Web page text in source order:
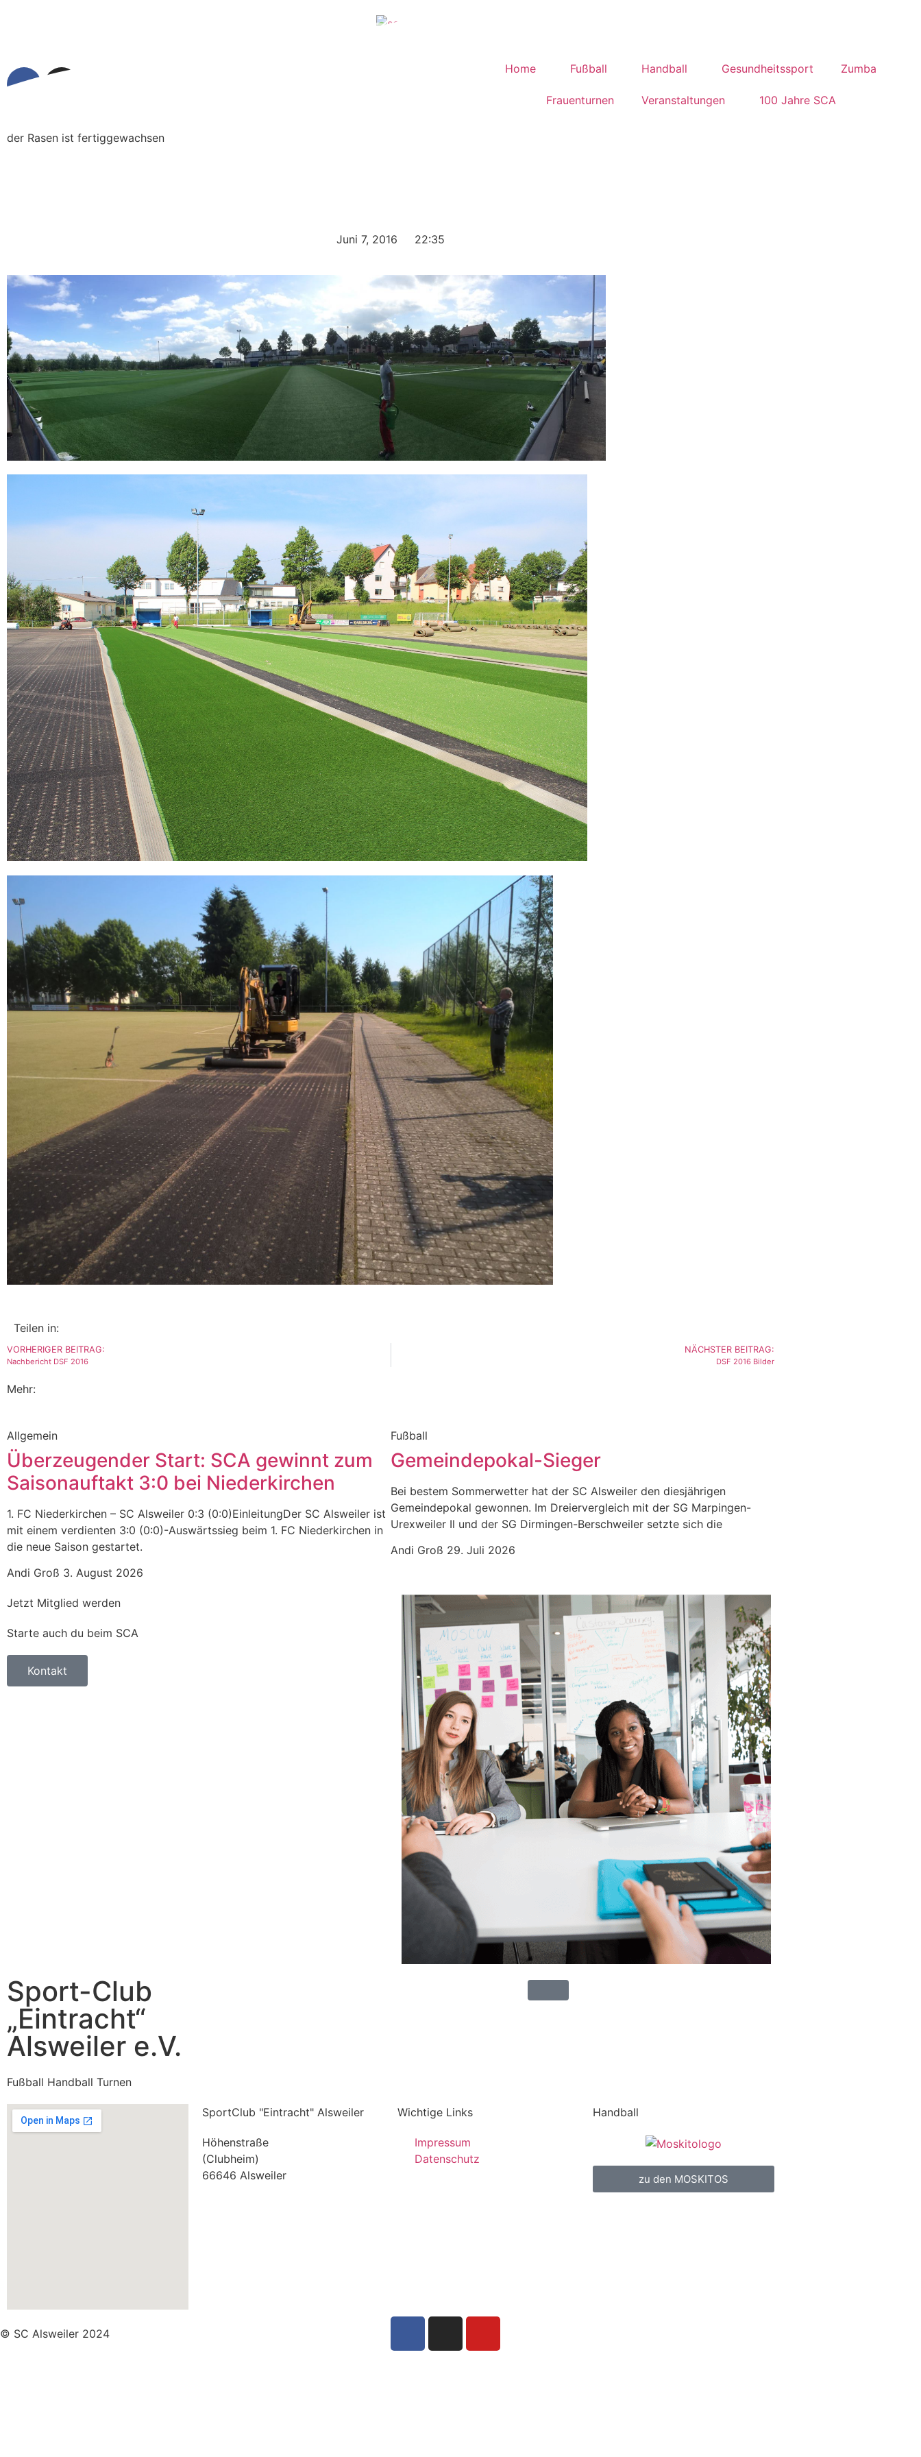
Home Fußball Handball Gesundheitssport Zumba
Frauenturnen Veranstaltungen 100 Jahre SCA
der Rasen ist fertiggewachsen
Juni 7, 2016 22:35
Teilen in:
VORHERIGER BEITRAG:
Nachbericht DSF 2016
NÄCHSTER BEITRAG:
DSF 2016 Bilder
Mehr:
Allgemein
Überzeugender Start: SCA gewinnt zum
Saisonauftakt 3:0 bei Niederkirchen
1. FC Niederkirchen – SC Alsweiler 0:3 (0:0)EinleitungDer SC Alsweiler ist
mit einem verdienten 3:0 (0:0)-Auswärtssieg beim 1. FC Niederkirchen in
die neue Saison gestartet.
Andi Groß 3. August 2026
Fußball
Gemeindepokal-Sieger
Bei bestem Sommerwetter hat der SC Alsweiler den diesjährigen
Gemeindepokal gewonnen. Im Dreiervergleich mit der SG Marpingen-
Urexweiler Il und der SG Dirmingen-Berschweiler setzte sich die
Andi Groß 29. Juli 2026
Jetzt Mitglied werden
Starte auch du beim SCA
Kontakt
Sport-Club
„Eintracht“
Alsweiler e.V.
Fußball Handball Turnen
SportClub "Eintracht" Alsweiler
Höhenstraße
(Clubheim)
66646 Alsweiler
Wichtige Links
Impressum
Datenschutz
Handball
zu den MOSKITOS
© SC Alsweiler 2024